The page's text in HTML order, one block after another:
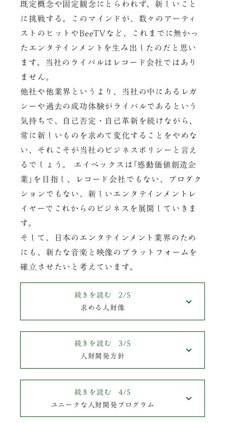
既定概念や固定観念にとらわれず、新しいこと
に挑戦する。このマインドが、数々のアーティ
ストのヒットやBeeTVなど、これまでに無かっ
たエンタテインメントを生み出したのだと思い
ます。当社のライバルはレコード会社ではあり
ません。
他社や他業界というより、当社の中にあるレガ
シーや過去の成功体験がライバルであるという
気持ちで、自己否定・自己革新を続けながら、
常に新しいものを求めて変化することをやめな
い、それこそが当社のビジネスポリシーと言え
るでしょう。 エイベックスは｢感動価値創造企
業｣を目指し、レコード会社でもない、プロダク
ションでもない、新しいエンタテインメントレ
イヤーでこれからのビジネスを展開していきま
す。
そして、日本のエンタテインメント業界のため
にも、新たな音楽と映像のプラットフォームを
確立させたいと考えています。
続きを読む 2/5
求める人財像
続きを読む 3/5
人財開発方針
続きを読む 4/5
ユニークな人財開発プログラム